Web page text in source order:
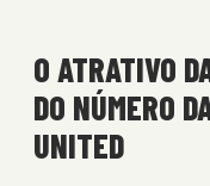
O ATRATIVO
DO NÚMERO
UNITED